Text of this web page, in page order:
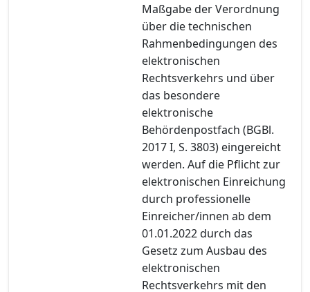
Maßgabe der Verordnung
über die technischen
Rahmenbedingungen des
elektronischen
Rechtsverkehrs und über
das besondere
elektronische
Behördenpostfach (BGBl.
2017 I, S. 3803) eingereicht
werden. Auf die Pflicht zur
elektronischen Einreichung
durch professionelle
Einreicher/innen ab dem
01.01.2022 durch das
Gesetz zum Ausbau des
elektronischen
Rechtsverkehrs mit den